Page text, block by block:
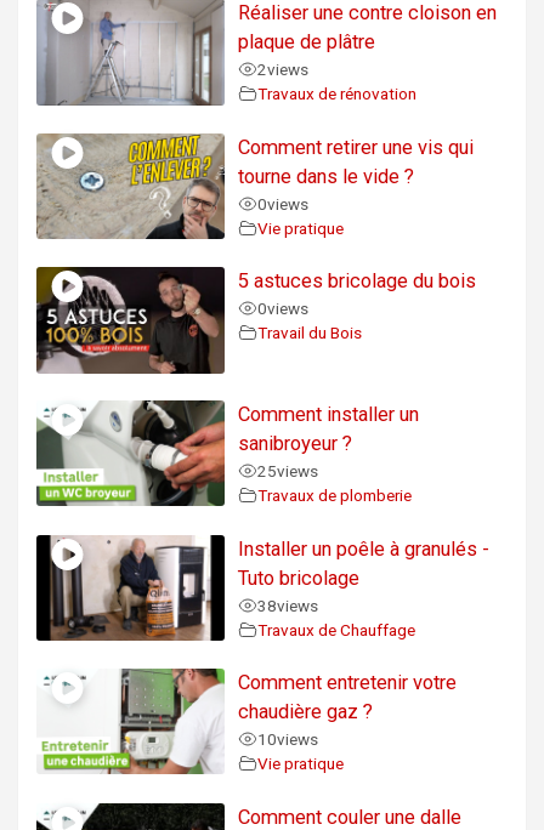
Réaliser une contre cloison en
plaque de plâtre
2views
Travaux de rénovation
Comment retirer une vis qui
tourne dans le vide ?
0views
Vie pratique
5 astuces bricolage du bois
0views
Travail du Bois
Comment installer un
sanibroyeur ?
25views
Travaux de plomberie
Installer un poêle à granulés -
Tuto bricolage
38views
Travaux de Chauffage
Comment entretenir votre
chaudière gaz ?
10views
Vie pratique
Comment couler une dalle